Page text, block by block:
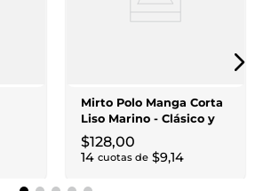
Mirto Polo Manga Corta
Liso Marino - Clásico y
Versátil para Hombre
$128,00
14 cuotas de $9,14